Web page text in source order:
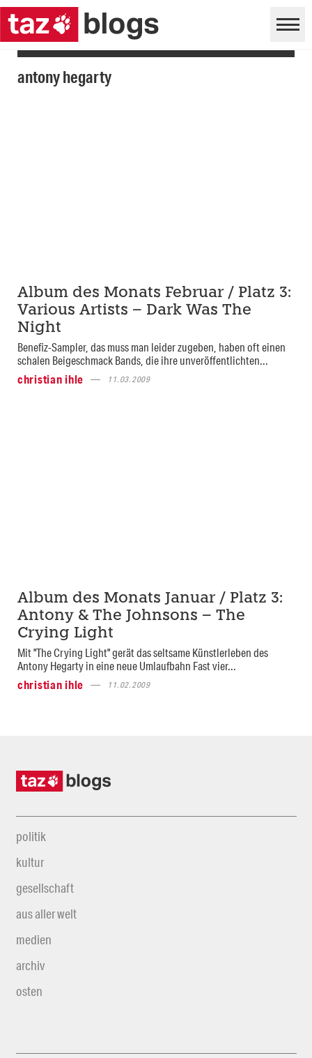
antony hegarty
Album des Monats Februar / Platz 3:
Various Artists – Dark Was The
Night
Benefiz-Sampler, das muss man leider zugeben, haben oft einen
schalen Beigeschmack Bands, die ihre unveröffentlichten...
christian ihle
11.03.2009
Album des Monats Januar / Platz 3:
Antony & The Johnsons – The
Crying Light
Mit "The Crying Light" gerät das seltsame Künstlerleben des
Antony Hegarty in eine neue Umlaufbahn Fast vier...
christian ihle
11.02.2009
politik
kultur
gesellschaft
aus aller welt
medien
archiv
osten